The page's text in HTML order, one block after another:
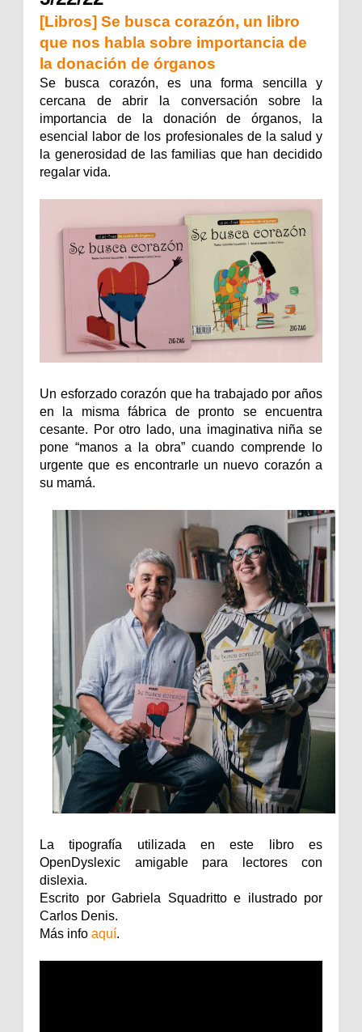
[Libros] Se busca corazón, un libro
que nos habla sobre importancia de
la donación de órganos
Se busca corazón, es una forma sencilla y
cercana de abrir la conversación sobre la
importancia de la donación de órganos, la
esencial labor de los profesionales de la salud y
la generosidad de las familias que han decidido
regalar vida.
Un esforzado corazón que ha trabajado por años
en la misma fábrica de pronto se encuentra
cesante. Por otro lado, una imaginativa niña se
pone “manos a la obra” cuando comprende lo
urgente que es encontrarle un nuevo corazón a
su mamá.
La tipografía utilizada en este libro es
OpenDyslexic amigable para lectores con
dislexia.
Escrito por Gabriela Squadritto e ilustrado por
Carlos Denis.
Más info aquí.